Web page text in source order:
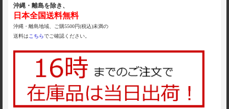
沖縄・離島を除き、
日本全国送料無料
沖縄・離島地域、ご購5500円(税込)未満の
送料は こちらでご確認ください。